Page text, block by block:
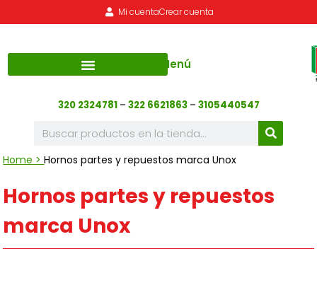
Mi cuentaCrear cuenta
Menú
320 2324781– 322 6621863 – 3105440547
Home >Hornos partes y repuestos marca Unox
Hornos partes y repuestos
marca Unox